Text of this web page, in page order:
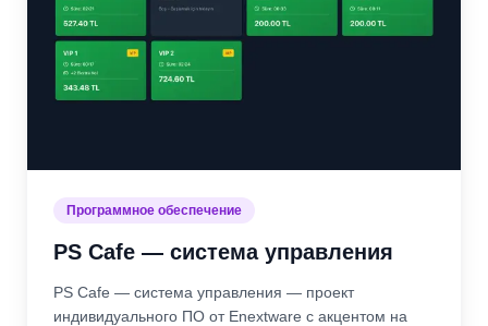
Программное обеспечение
PS Cafe — система управления
PS Cafe — система управления — проект
индивидуального ПО от Enextware с акцентом на